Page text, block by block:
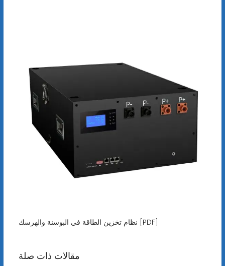
نظام تخزين الطاقة في البوسنة والهرسك [PDF]
مقالات ذات صلة